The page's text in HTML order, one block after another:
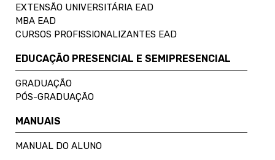
EXTENSÃO UNIVERSITÁRIA EAD
MBA EAD
CURSOS PROFISSIONALIZANTES EAD
EDUCAÇÃO PRESENCIAL E SEMIPRESENCIAL
GRADUAÇÃO
PÓS-GRADUAÇÃO
MANUAIS
MANUAL DO ALUNO